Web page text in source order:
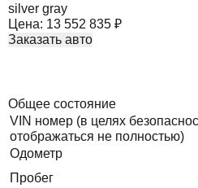
silver gray
Цена: 13 552 835 ₽
Заказать авто
Общее состояние
VIN номер (в целях
отображаться не полностью)
Одометр
Пробег